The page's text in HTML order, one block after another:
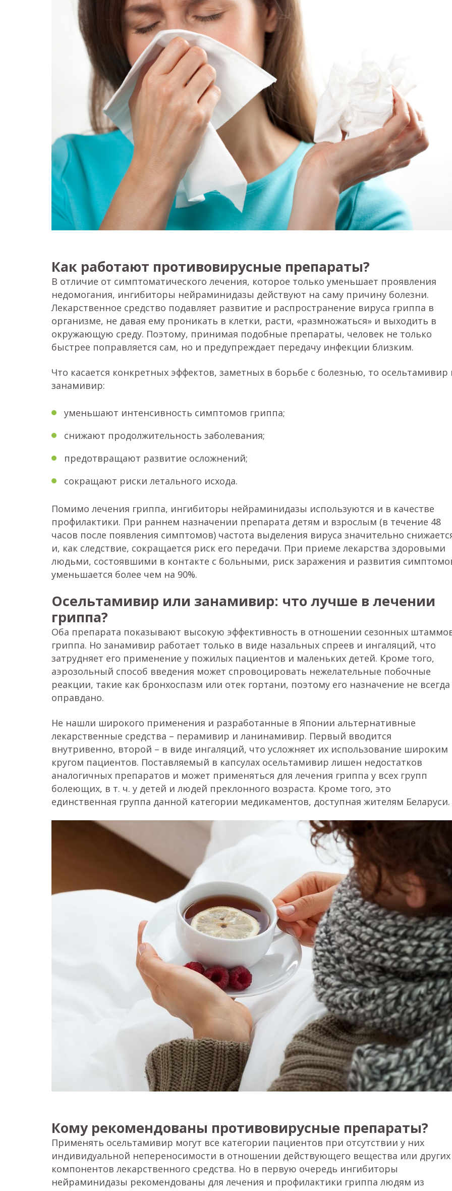
Как работают противовирусные препараты?
В отличие от симптоматического лечения, которое только уменьшает проявления
недомогания, ингибиторы нейраминидазы действуют на саму причину болезни.
Лекарственное средство подавляет развитие и распространение вируса гриппа в
организме, не давая ему проникать в клетки, расти, «размножаться» и выходить в
окружающую среду. Поэтому, принимая подобные препараты, человек не только
быстрее поправляется сам, но и предупреждает передачу инфекции близким.
Что касается конкретных эффектов, заметных в борьбе с болезнью, то осельтамивир
занамивир:
уменьшают интенсивность симптомов гриппа;
снижают продолжительность заболевания;
предотвращают развитие осложнений;
сокращают риски летального исхода.
Помимо лечения гриппа, ингибиторы нейраминидазы используются и в качестве
профилактики. При раннем назначении препарата детям и взрослым (в течение 48
часов после появления симптомов) частота выделения вируса значительно
и, как следствие, сокращается риск его передачи. При приеме лекарства здоровыми
людьми, состоявшими в контакте с больными, риск заражения и развития
уменьшается более чем на 90%.
Осельтамивир или занамивир: что лучше в лечении
гриппа?
Оба препарата показывают высокую эффективность в отношении сезонных
гриппа. Но занамивир работает только в виде назальных спреев и ингаляций, что
затрудняет его применение у пожилых пациентов и маленьких детей. Кроме того,
аэрозольный способ введения может спровоцировать нежелательные побочные
реакции, такие как бронхоспазм или отек гортани, поэтому его назначение не всегда
оправдано.
Не нашли широкого применения и разработанные в Японии альтернативные
лекарственные средства – перамивир и ланинамивир. Первый вводится
внутривенно, второй – в виде ингаляций, что усложняет их использование широким
кругом пациентов. Поставляемый в капсулах осельтамивир лишен недостатков
аналогичных препаратов и может применяться для лечения гриппа у всех групп
болеющих, в т. ч. у детей и людей преклонного возраста. Кроме того, это
единственная группа данной категории медикаментов, доступная жителям Беларуси.
Кому рекомендованы противовирусные препараты?
Применять осельтамивир могут все категории пациентов при отсутствии у них
индивидуальной непереносимости в отношении действующего вещества или других
компонентов лекарственного средства. Но в первую очередь ингибиторы
нейраминидазы рекомендованы для лечения и профилактики гриппа людям из